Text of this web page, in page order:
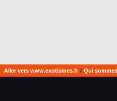
Aller vers www.exotismes.fr/ Qui